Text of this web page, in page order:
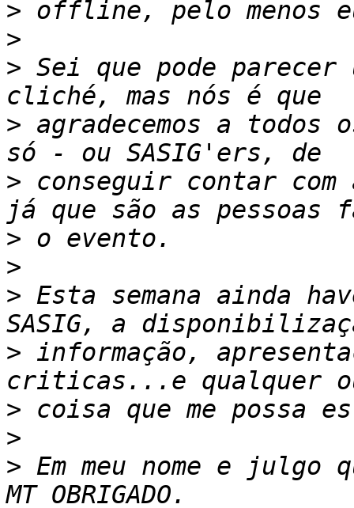
>
>
> Sei que pode parecer
> agradecemos a todos
> conseguir contar
>
>
> Esta semana ainda
> informação,
>
>
> Em meu nome e julgo